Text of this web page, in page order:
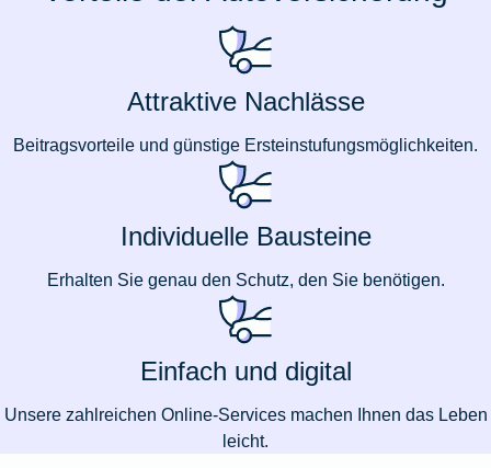
Attraktive Nachlässe
Beitragsvorteile und günstige Ersteinstufungsmöglichkeiten.
Individuelle Bausteine
Erhalten Sie genau den Schutz, den Sie benötigen.
Einfach und digital
Unsere zahlreichen Online-Services machen Ihnen das Leben
leicht.